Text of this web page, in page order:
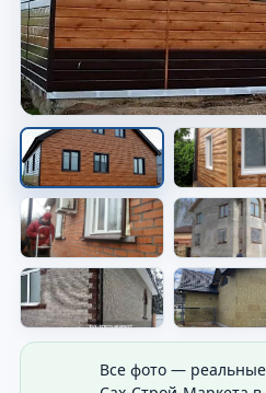
Фасад дома
Видно общий результат
Все фото —